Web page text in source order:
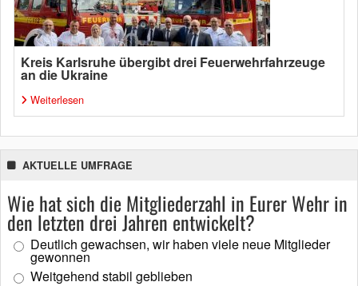
Kreis Karlsruhe übergibt drei Feuerwehrfahrzeuge
an die Ukraine
Weiterlesen
AKTUELLE UMFRAGE
Wie hat sich die Mitgliederzahl in Eurer Wehr in
den letzten drei Jahren entwickelt?
Deutlich gewachsen, wir haben viele neue Mitglieder
gewonnen
Weitgehend stabil geblieben